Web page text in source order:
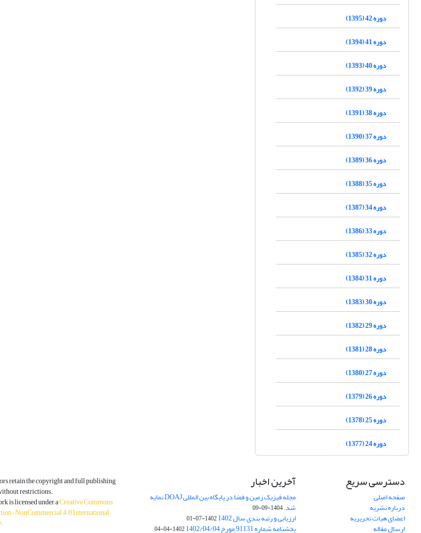
دوره 42 (1395)
دوره 41 (1394)
دوره 40 (1393)
دوره 39 (1392)
دوره 38 (1391)
دوره 37 (1390)
دوره 36 (1389)
دوره 35 (1388)
دوره 34 (1387)
دوره 33 (1386)
دوره 32 (1385)
دوره 31 (1384)
دوره 30 (1383)
دوره 29 (1382)
دوره 28 (1381)
دوره 27 (1380)
دوره 26 (1379)
دوره 25 (1378)
دوره 24 (1377)
دسترسی سریع
صفحه اصلی
درباره نشریه
اعضای هیات تحریریه
ارسال مقاله
آخرین اخبار
مجله فیزیک زمین و فضا در پایگاه بین المللی DOAJ نمایه
شد.1404-09-09
ارزیابی و رتبه بندی سال 1402 1402-07-01
بخشنامه شماره 91131 مورخ 1402/04/04 1402-04-04
retain the copyright and full publishing
restrictions.
is licensed under aCreative Commons
NonCommercial 4.0 International
.